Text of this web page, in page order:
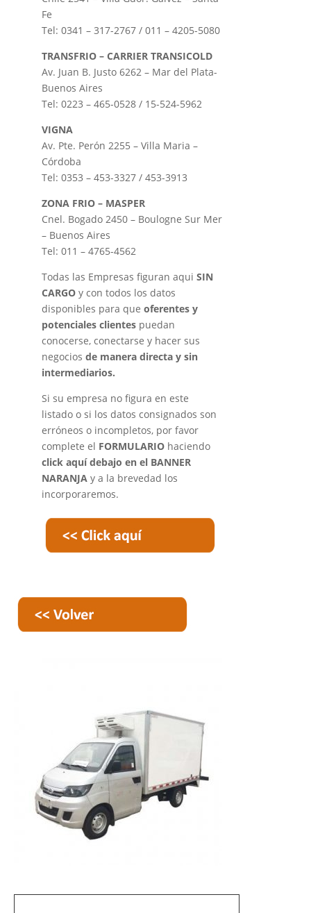
Fe
Tel: 0341 – 317-2767 / 011 – 4205-5080
TRANSFRIO – CARRIER TRANSICOLD
Av. Juan B. Justo 6262 – Mar del Plata-
Buenos Aires
Tel: 0223 – 465-0528 / 15-524-5962
VIGNA
Av. Pte. Perón 2255 – Villa Maria –
Córdoba
Tel: 0353 – 453-3327 / 453-3913
ZONA FRIO – MASPER
Cnel. Bogado 2450 – Boulogne Sur Mer
– Buenos Aires
Tel: 011 – 4765-4562
Todas las Empresas figuran aqui SIN
CARGO y con todos los datos
disponibles para que oferentes y
potenciales clientes puedan
conocerse, conectarse y hacer sus
negocios de manera directa y sin
intermediarios.
Si su empresa no figura en este
listado o si los datos consignados son
erróneos o incompletos, por favor
complete el FORMULARIO haciendo
click aquí debajo en el BANNER
NARANJA y a la brevedad los
incorporaremos.